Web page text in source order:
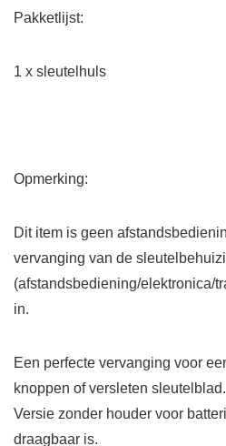
Pakketlijst:
1 x sleutelhuls
Opmerking:
Dit item is geen
vervanging van de
(afstandsbediening/elektronica/
in.
Een perfecte vervanging voor
knoppen of versleten sleutelblad.
Versie zonder houder voor
draagbaar is.